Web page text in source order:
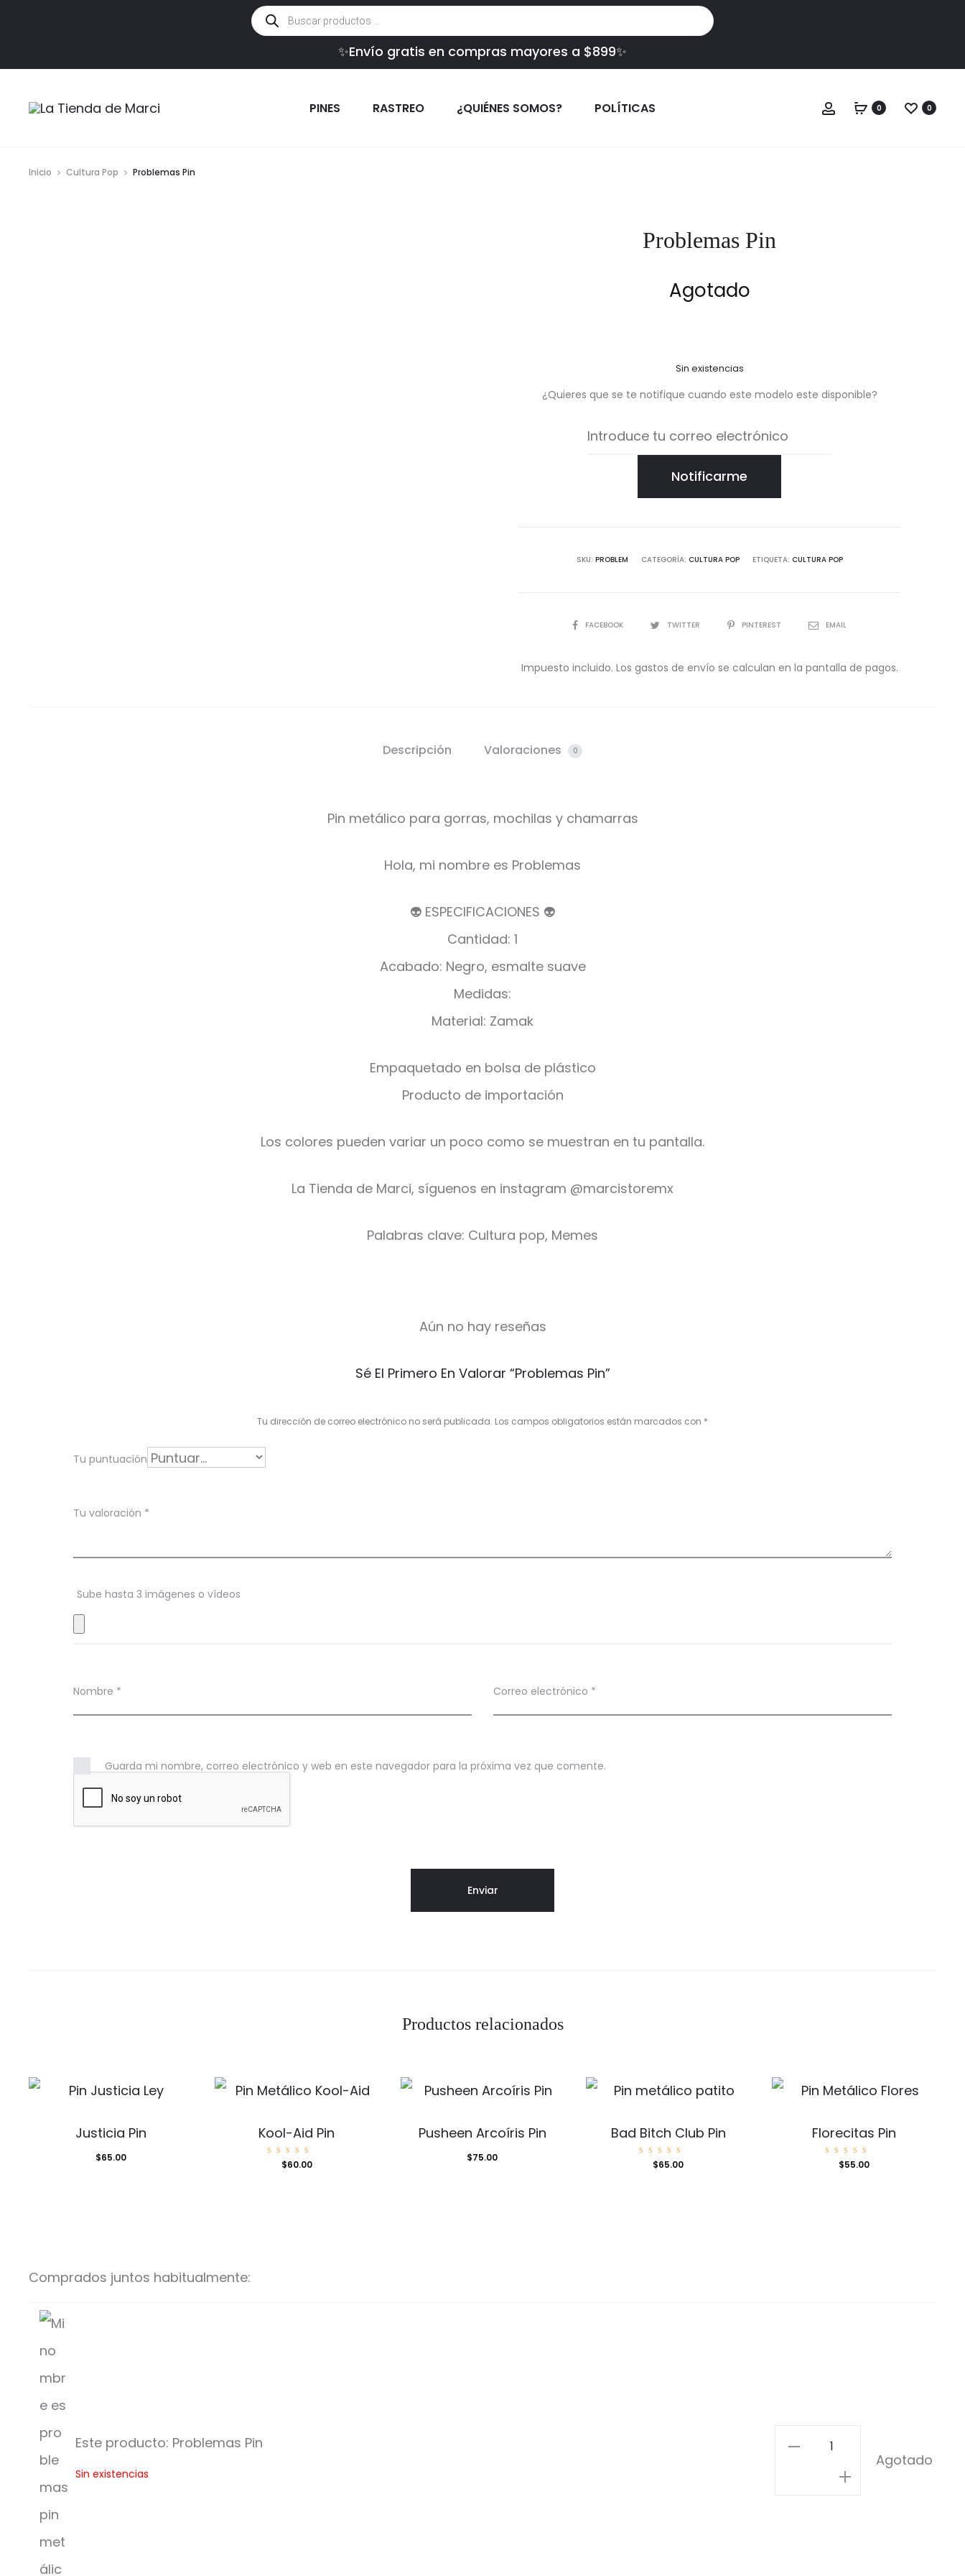
Búsqueda
de
productos
✨Envío gratis en compras mayores a $899✨
PINES RASTREO ¿QUIÉNES SOMOS? POLÍTICAS Cuenta
0 0
Inicio Cultura Pop Problemas Pin
Problemas Pin
Agotado
Sin existencias
¿Quieres que se te notifique cuando este modelo este disponible?
Notificarme
SKU: PROBLEM CATEGORÍA: CULTURA POP ETIQUETA: CULTURA POP
COMPARTIR
FACEBOOK TWITTER PINTEREST EMAIL
Impuesto incluido. Los gastos de envío se calculan en la pantalla de pagos.
Descripción Valoraciones 0
Pin metálico para gorras, mochilas y chamarras
Hola, mi nombre es Problemas
👽 ESPECIFICACIONES 👽
Cantidad: 1
Acabado: Negro, esmalte suave
Medidas:
Material: Zamak
Empaquetado en bolsa de plástico
Producto de importación
Los colores pueden variar un poco como se muestran en tu pantalla.
La Tienda de Marci, síguenos en instagram @marcistoremx
Palabras clave: Cultura pop, Memes
r
c
n
e
Aún no hay reseñas
Sé El Primero En Valorar “Problemas Pin”
Tu dirección de correo electrónico no será publicada. Los campos obligatorios están marcados con *
Tu puntuación
Tu valoración *
Sube hasta 3 imágenes o vídeos
Nombre * Correo electrónico *
Guarda mi nombre, correo electrónico y web en este navegador para la próxima vez que comente.
Productos relacionados
Justicia Pin
$65.00
Kool-Aid Pin
Valorad
o con
$60.00
Pusheen Arcoíris Pin
$75.00
Bad Bitch Club Pin
Valorad
o con
$65.00
Florecitas Pin
Valorad
o con
$55.00
Comprados juntos habitualmente:
o
Este producto: Problemas Pin
Sin existencias
Problemas
cantidad
Agotado